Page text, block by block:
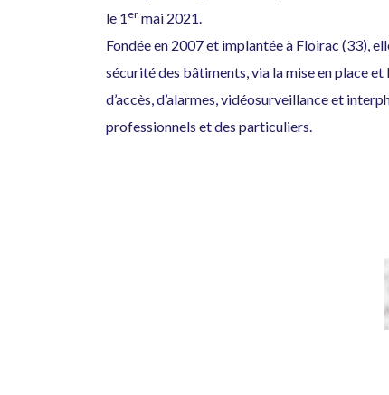
le 1 er mai 2021.
Fondée en 2007 et implantée à Floirac (33),
sécurité des bâtiments, via la mise en place
d’accès, d’alarmes, vidéosurveillance et
professionnels et des particuliers.